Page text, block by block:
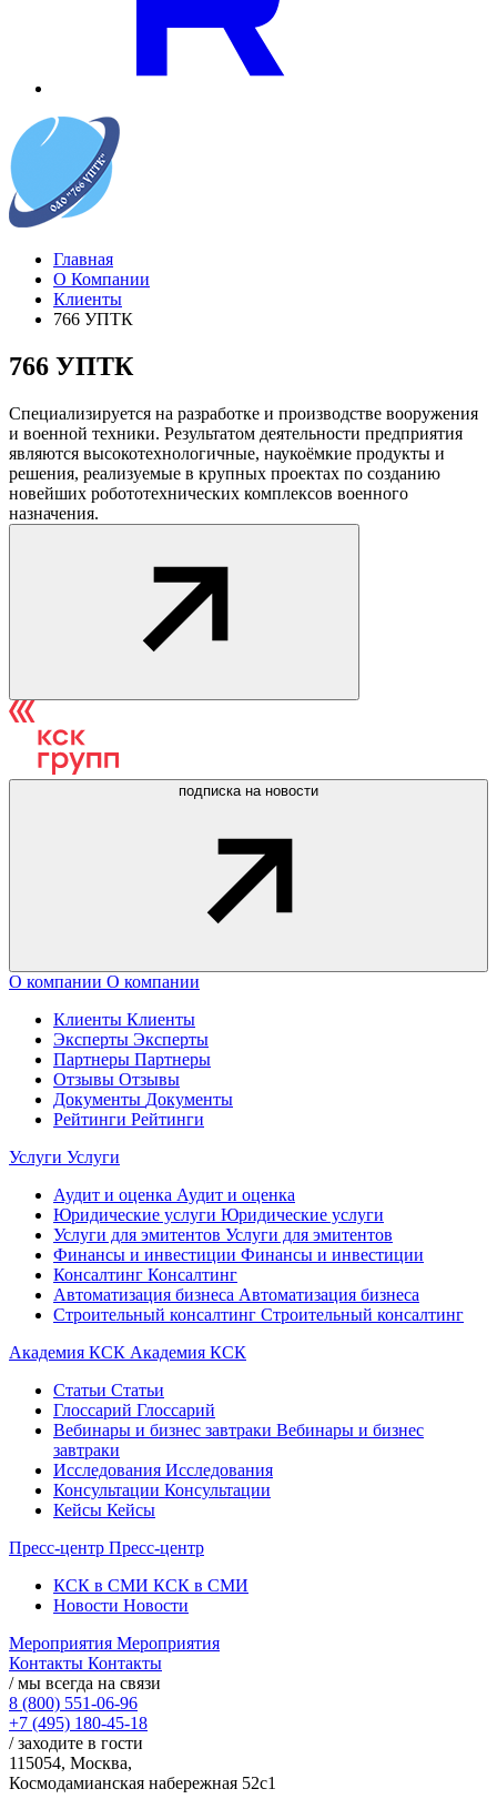
Главная
О Компании
Клиенты
766 УПТК
766 УПТК
Специализируется на разработке и производстве вооружения
и военной техники. Результатом деятельности предприятия
являются высокотехнологичные, наукоёмкие продукты и
решения, реализуемые в крупных проектах по созданию
новейших робототехнических комплексов военного
назначения.
подписка на новости
О компании О компании
Клиенты Клиенты
Эксперты Эксперты
Партнеры Партнеры
Отзывы Отзывы
Документы Документы
Рейтинги Рейтинги
Услуги Услуги
Аудит и оценка Аудит и оценка
Юридические услуги Юридические услуги
Услуги для эмитентов Услуги для эмитентов
Финансы и инвестиции Финансы и инвестиции
Консалтинг Консалтинг
Автоматизация бизнеса Автоматизация бизнеса
Строительный консалтинг Строительный консалтинг
Академия КСК Академия КСК
Статьи Статьи
Глоссарий Глоссарий
Вебинары и бизнес завтраки Вебинары и бизнес
завтраки
Исследования Исследования
Консультации Консультации
Кейсы Кейсы
Пресс-центр Пресс-центр
КСК в СМИ КСК в СМИ
Новости Новости
Мероприятия Мероприятия
Контакты Контакты
/ мы всегда на связи
8 (800) 551-06-96
+7 (495) 180-45-18
/ заходите в гости
115054, Москва,
Космодамианская набережная 52с1